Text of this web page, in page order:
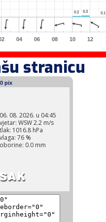
0.2
0.2 0.3
0.3 0.1
0.1
04 06 08 10 12
stranicu
pix